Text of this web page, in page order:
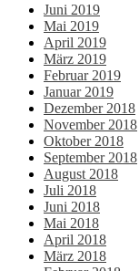
Juni 2019
Mai 2019
April 2019
März 2019
Februar 2019
Januar 2019
Dezember 2018
November 2018
Oktober 2018
September 2018
August 2018
Juli 2018
Juni 2018
Mai 2018
April 2018
März 2018